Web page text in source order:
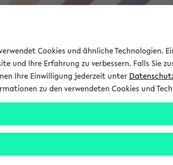
Forschung Studium
Im eKVV verwaltete
Cookies und ähnliche
und Ihre Erfahrung zu verbessern. Falls Sie
Ihre Einwilligung jederzeit unter
zu den verwendeten Cookies und